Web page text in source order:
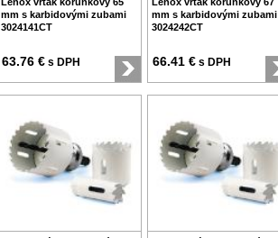
Lenox vrták korunkový 65
mm s karbidovými zubami
3024141CT
63.76 € s DPH
Lenox vrták korunkový 67
mm s karbidovými zubami
3024242CT
66.41 € s DPH